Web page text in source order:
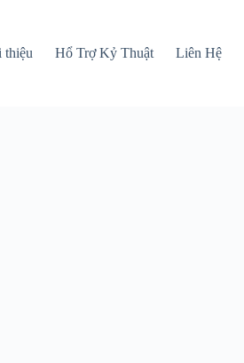
thiệu Hổ Trợ Kỷ Thuật Liên Hệ